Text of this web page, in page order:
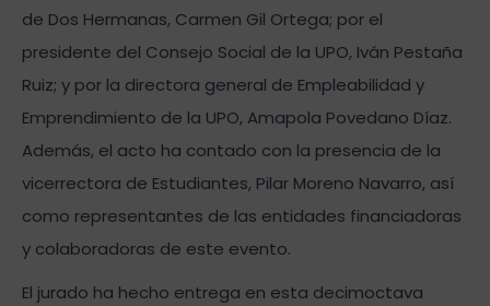
de Dos Hermanas, Carmen Gil Ortega; por el
presidente del Consejo Social de la UPO, Iván Pestaña
Ruiz; y por la directora general de Empleabilidad y
Emprendimiento de la UPO, Amapola Povedano Díaz.
Además, el acto ha contado con la presencia de la
vicerrectora de Estudiantes, Pilar Moreno Navarro, así
como representantes de las entidades financiadoras
y colaboradoras de este evento.
El jurado ha hecho entrega en esta decimoctava